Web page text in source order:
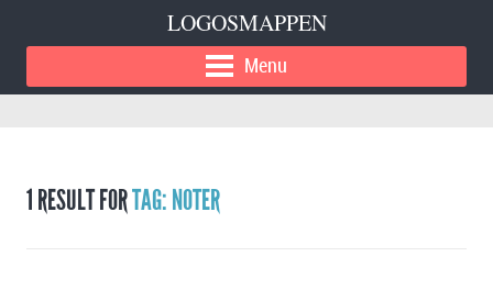
LOGOSMAPPEN
Menu
1 RESULT FORTAG: NOTER